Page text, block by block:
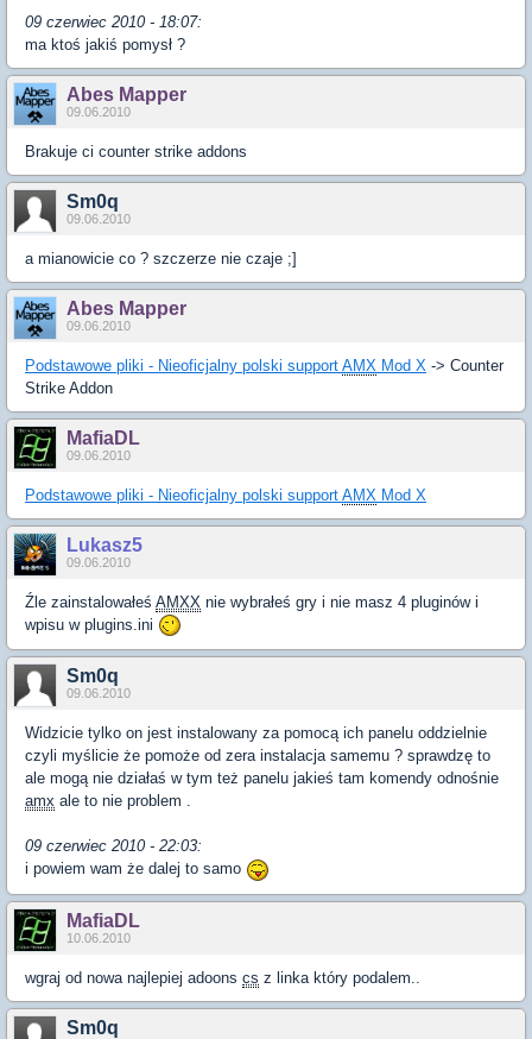
09 czerwiec 2010 - 18:07:
ma ktoś jakiś pomysł ?
Abes Mapper
09.06.2010
Brakuje ci counter strike addons
Sm0q
09.06.2010
a mianowicie co ? szczerze nie czaje ;]
Abes Mapper
09.06.2010
Podstawowe pliki - Nieoficjalny polski support AMX Mod X -> Counter
Strike Addon
MafiaDL
09.06.2010
Podstawowe pliki - Nieoficjalny polski support AMX Mod X
Lukasz5
09.06.2010
Źle zainstalowałeś AMXX nie wybrałeś gry i nie masz 4 pluginów i
wpisu w plugins.ini
Sm0q
09.06.2010
Widzicie tylko on jest instalowany za pomocą ich panelu oddzielnie
czyli myślicie że pomoże od zera instalacja samemu ? sprawdzę to
ale mogą nie działaś w tym też panelu jakieś tam komendy odnośnie
amx ale to nie problem .
09 czerwiec 2010 - 22:03:
i powiem wam że dalej to samo
MafiaDL
10.06.2010
wgraj od nowa najlepiej adoons cs z linka który podalem..
Sm0q